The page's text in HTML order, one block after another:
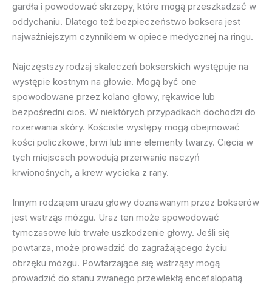
gardła i powodować skrzepy, które mogą przeszkadzać w
oddychaniu. Dlatego też bezpieczeństwo boksera jest
najważniejszym czynnikiem w opiece medycznej na ringu.
Najczęstszy rodzaj skaleczeń bokserskich występuje na
występie kostnym na głowie. Mogą być one
spowodowane przez kolano głowy, rękawice lub
bezpośredni cios. W niektórych przypadkach dochodzi do
rozerwania skóry. Kościste występy mogą obejmować
kości policzkowe, brwi lub inne elementy twarzy. Cięcia w
tych miejscach powodują przerwanie naczyń
krwionośnych, a krew wycieka z rany.
Innym rodzajem urazu głowy doznawanym przez bokserów
jest wstrząs mózgu. Uraz ten może spowodować
tymczasowe lub trwałe uszkodzenie głowy. Jeśli się
powtarza, może prowadzić do zagrażającego życiu
obrzęku mózgu. Powtarzające się wstrząsy mogą
prowadzić do stanu zwanego przewlekłą encefalopatią